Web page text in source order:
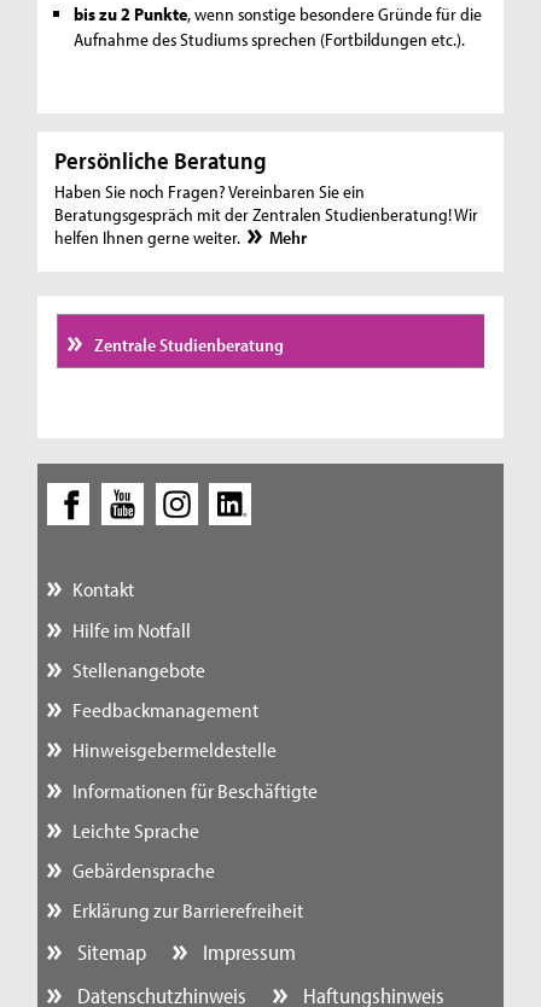
bis zu 2 Punkte, wenn sonstige besondere Gründe für die
Aufnahme des Studiums sprechen (Fortbildungen etc.).
Persönliche Beratung
Haben Sie noch Fragen? Vereinbaren Sie ein
Beratungsgespräch mit der Zentralen Studienberatung! Wir
helfen Ihnen gerne weiter.
Mehr
Zentrale Studienberatung
Kontakt
Hilfe im Notfall
Stellenangebote
Feedbackmanagement
Hinweisgebermeldestelle
Informationen für Beschäftigte
Leichte Sprache
Gebärdensprache
Erklärung zur Barrierefreiheit
Sitemap
Impressum
Datenschutzhinweis
Haftungshinweis